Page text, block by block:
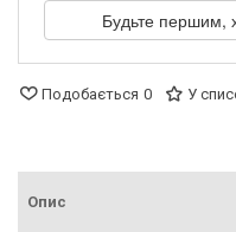
Будьте першим,
Подобається 0 У
Опис